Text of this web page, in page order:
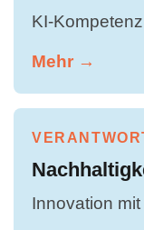
KI-
Mehr →
Innovation